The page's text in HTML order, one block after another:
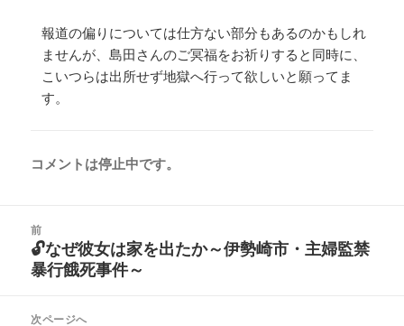
報道の偏りについては仕方ない部分もあるのかもしれ
ませんが、島田さんのご冥福をお祈りすると同時に、
こいつらは出所せず地獄へ行って欲しいと願ってま
す。
コメントは停止中です。
前
前
の
稿:
🔓なぜ彼女は家を出たか～伊勢崎市・主婦監禁
暴行餓死事件～
次ページへ